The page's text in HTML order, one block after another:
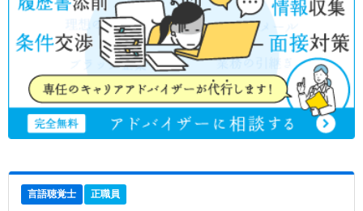
言語聴覚士 正職員